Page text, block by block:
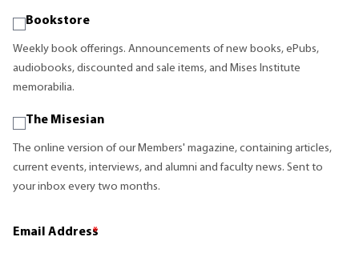
Bookstore
Weekly book offerings. Announcements of new books, ePubs,
audiobooks, discounted and sale items, and Mises Institute
memorabilia.
The Misesian
The online version of our Members' magazine, containing articles,
current events, interviews, and alumni and faculty news. Sent to
your inbox every two months.
Email Address
*